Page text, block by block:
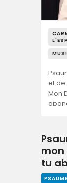
et de
Mon
mon
tu